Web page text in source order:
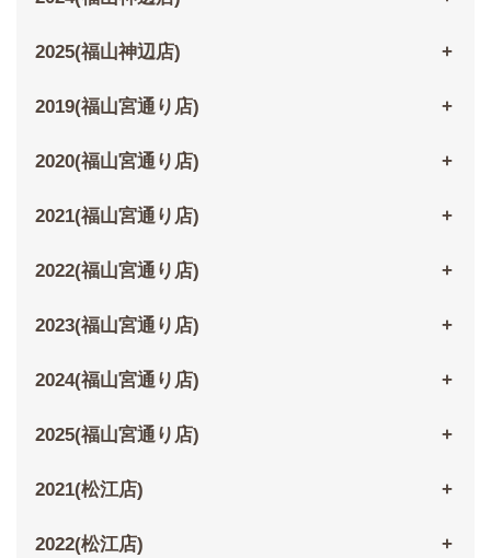
2025(福山神辺店)
2019(福山宮通り店)
2020(福山宮通り店)
2021(福山宮通り店)
2022(福山宮通り店)
2023(福山宮通り店)
2024(福山宮通り店)
2025(福山宮通り店)
2021(松江店)
2022(松江店)